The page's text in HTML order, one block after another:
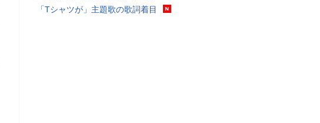
「Tシャツが」主題歌の歌詞着目